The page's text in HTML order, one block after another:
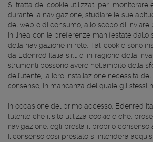
Si tratta dei cookie utilizzati per monitorare
durante la navigazione, studiare le sue
del web o di consumo, allo scopo di inviare
in linea con le preferenze manifestate dallo
della navigazione in rete. Tali cookie sono
da Edenred Italia s.r.l. e, in ragione della
strumenti possono avere nell'ambito della
dell'utente, la loro installazione necessita
consenso, in mancanza del quale gli stessi
In occasione del primo accesso, Edenred
l'utente che il sito utilizza cookie e che,
navigazione, egli presta il proprio consenso
Il consenso così prestato si intenderà